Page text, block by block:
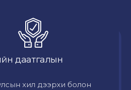
даатгалын
хил дээрхи болон